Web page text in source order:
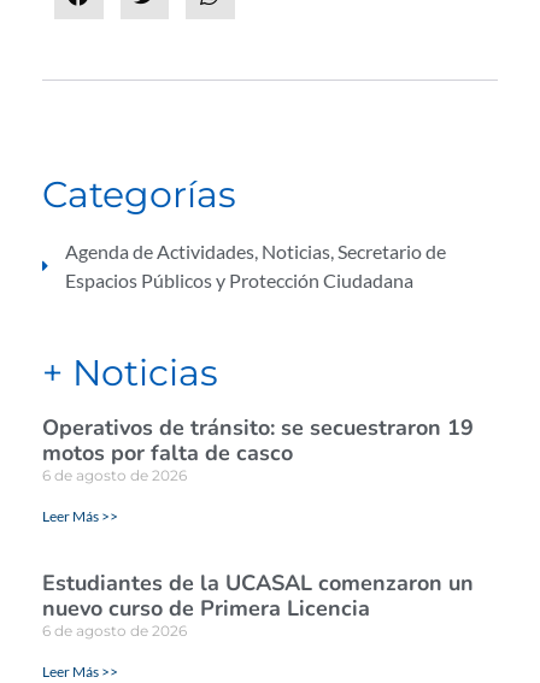
Categorías
Agenda de Actividades Noticias Secretario de
Espacios Públicos y Protección Ciudadana
+ Noticias
Operativos de tránsito: se secuestraron 19
motos por falta de casco
6 de agosto de 2026
Leer Más >>
Estudiantes de la UCASAL comenzaron un
nuevo curso de Primera Licencia
6 de agosto de 2026
Leer Más >>